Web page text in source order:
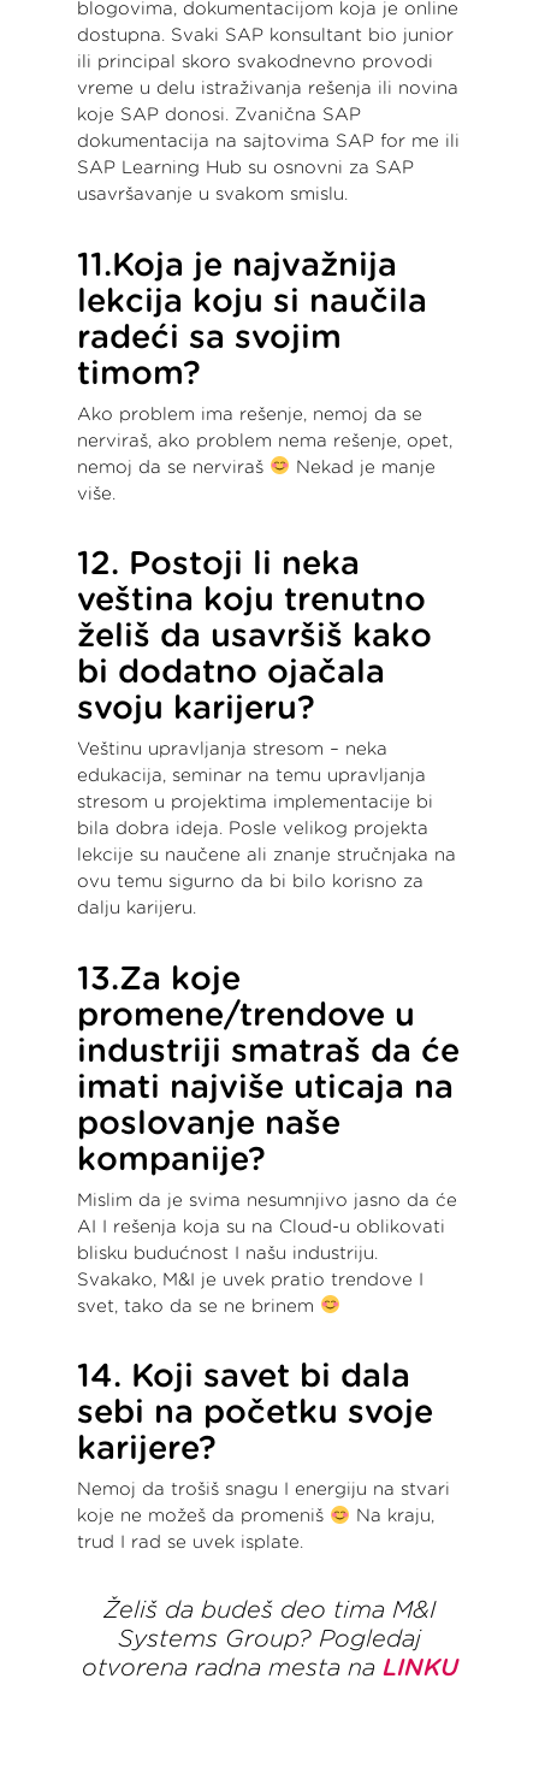
blogovima, dokumentacijom koja je online
dostupna. Svaki SAP konsultant bio junior
ili principal skoro svakodnevno provodi
vreme u delu istraživanja rešenja ili novina
koje SAP donosi. Zvanična SAP
dokumentacija na sajtovima SAP for me ili
SAP Learning Hub su osnovni za SAP
usavršavanje u svakom smislu.
11.Koja je najvažnija
lekcija koju si naučila
radeći sa svojim
timom?
Ako problem ima rešenje, nemoj da se
nerviraš, ako problem nema rešenje, opet,
nemoj da se nerviraš
Nekad je manje
više.
12. Postoji li neka
veština koju trenutno
želiš da usavršiš kako
bi dodatno ojačala
svoju karijeru?
Veštinu upravljanja stresom – neka
edukacija, seminar na temu upravljanja
stresom u projektima implementacije bi
bila dobra ideja. Posle velikog projekta
lekcije su naučene ali znanje stručnjaka na
ovu temu sigurno da bi bilo korisno za
dalju karijeru.
13.Za koje
promene/trendove u
industriji smatraš da će
imati najviše uticaja na
poslovanje naše
kompanije?
Mislim da je svima nesumnjivo jasno da će
AI I rešenja koja su na Cloud-u oblikovati
blisku budućnost I našu industriju.
Svakako, M&I je uvek pratio trendove I
svet, tako da se ne brinem
14. Koji savet bi dala
sebi na početku svoje
karijere?
Nemoj da trošiš snagu I energiju na stvari
koje ne možeš da promeniš
Na kraju,
trud I rad se uvek isplate.
Želiš da budeš deo tima M&I
Systems Group? Pogledaj
otvorena radna mesta na LINKU